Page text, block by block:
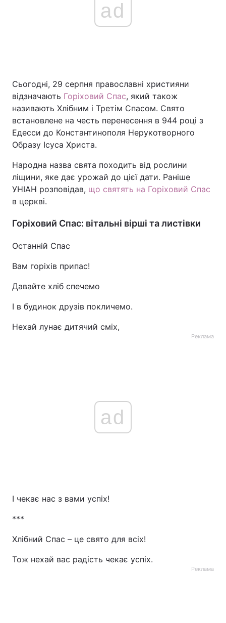
ad
Сьогодні, 29 серпня православні християни
відзначають Горіховий Спас, який також
називають Хлібним і Третім Спасом. Свято
встановлене на честь перенесення в 944 році з
Едесси до Константинополя Нерукотворного
Образу Ісуса Христа.
Народна назва свята походить від рослини
ліщини, яке дає урожай до цієї дати. Раніше
УНІАН розповідав, що святять на Горіховий Спас
в церкві.
Горіховий Спас: вітальні вірші та листівки
Останній Спас
Вам горіхів припас!
Давайте хліб спечемо
І в будинок друзів покличемо.
Нехай лунає дитячий сміх,
Реклама
ad
І чекає нас з вами успіх!
***
Хлібний Спас – це свято для всіх!
Тож нехай вас радість чекає успіх.
Реклама